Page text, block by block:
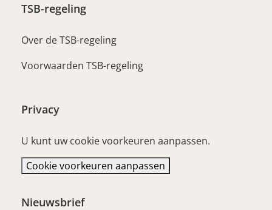
TSB-regeling
Over de TSB-regeling
Voorwaarden TSB-regeling
Privacy
U kunt uw cookie voorkeuren aanpassen.
Cookie voorkeuren aanpassen
Nieuwsbrief